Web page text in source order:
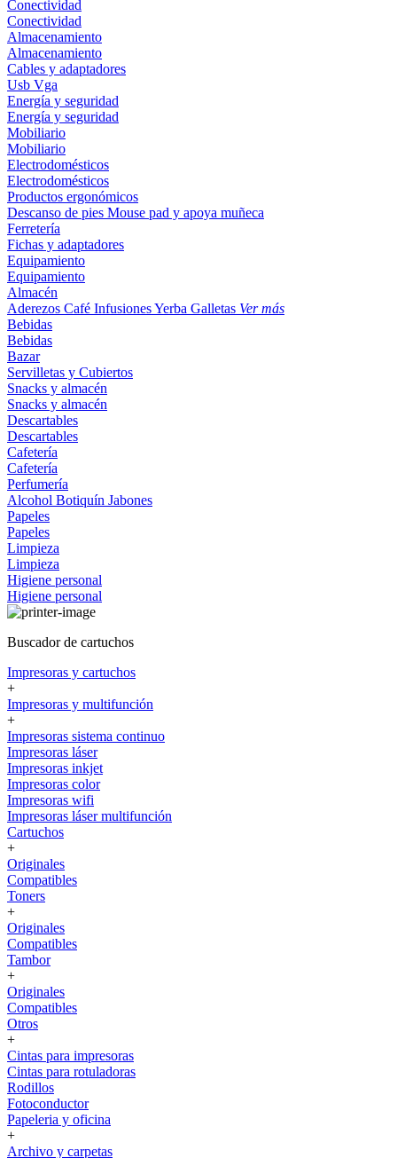
Conectividad
Conectividad
Almacenamiento
Almacenamiento
Cables y adaptadores
Usb Vga
Energía y seguridad
Energía y seguridad
Mobiliario
Mobiliario
Electrodomésticos
Electrodomésticos
Productos ergonómicos
Descanso de pies Mouse pad y apoya muñeca
Ferretería
Fichas y adaptadores
Equipamiento
Equipamiento
Almacén
Aderezos Café InfusionesYerba Galletas Ver más
Bebidas
Bebidas
Bazar
Servilletas y Cubiertos
Snacks y almacén
Snacks y almacén
Descartables
Descartables
Cafetería
Cafetería
Perfumería
Alcohol Botiquín Jabones
Papeles
Papeles
Limpieza
Limpieza
Higiene personal
Higiene personal
Buscador de cartuchos
Impresoras y cartuchos
+
Impresoras y multifunción
+
Impresoras sistema continuo
Impresoras láser
Impresoras inkjet
Impresoras color
Impresoras wifi
Impresoras láser multifunción
Cartuchos
+
Originales
Compatibles
Toners
+
Originales
Compatibles
Tambor
+
Originales
Compatibles
Otros
+
Cintas para impresoras
Cintas para rotuladoras
Rodillos
Fotoconductor
Papeleria y oficina
+
Archivo y carpetas